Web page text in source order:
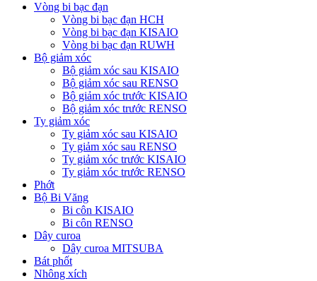
Vòng bi bạc đạn
Vòng bi bạc đạn HCH
Vòng bi bạc đạn KISAIO
Vòng bi bạc đạn RUWH
Bộ giảm xóc
Bộ giảm xóc sau KISAIO
Bộ giảm xóc sau RENSO
Bộ giảm xóc trước KISAIO
Bộ giảm xóc trước RENSO
Ty giảm xóc
Ty giảm xóc sau KISAIO
Ty giảm xóc sau RENSO
Ty giảm xóc trước KISAIO
Ty giảm xóc trước RENSO
Phớt
Bộ Bi Văng
Bi côn KISAIO
Bi côn RENSO
Dây curoa
Dây curoa MITSUBA
Bát phốt
Nhông xích